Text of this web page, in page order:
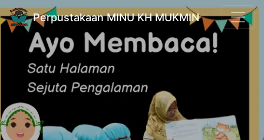
Perpustakaan MINU KH MUKMIN